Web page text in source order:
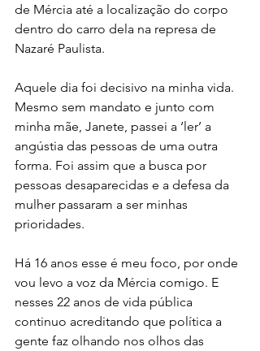
de Mércia até a localização do corpo
dentro do carro dela na represa de
Nazaré Paulista.
Aquele dia foi decisivo na minha vida.
Mesmo sem mandato e junto com
minha mãe, Janete, passei a ‘ler’ a
angústia das pessoas de uma outra
forma. Foi assim que a busca por
pessoas desaparecidas e a defesa da
mulher passaram a ser minhas
prioridades.
Há 16 anos esse é meu foco, por onde
vou levo a voz da Mércia comigo. E
nesses 22 anos de vida pública
continuo acreditando que política a
gente faz olhando nos olhos das